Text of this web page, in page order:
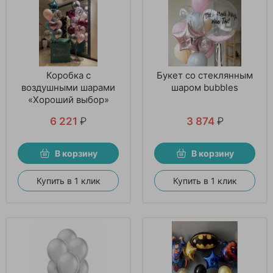
Коробка с
воздушными шарами
«Хороший выбор»
6 221 ₽
В корзину
Купить в 1 клик
Букет со стеклянным
шаром bubbles
3 874 ₽
В корзину
Купить в 1 клик